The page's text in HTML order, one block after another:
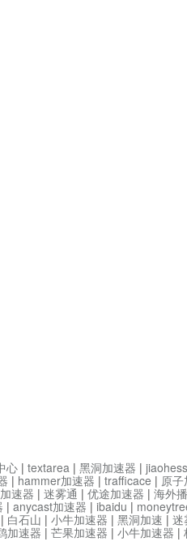
心 | textarea | 黑洞加速器 | jiaohess
| hammer加速器 | trafficace | 原子
速器 | 迷雾通 | 优途加速器 | 海外播
| anycast加速器 | ibaidu |
| 白石山 | 小牛加速器 | 黑洞加速 | 迷
加速器 | 芒果加速器 | 小牛加速器 |